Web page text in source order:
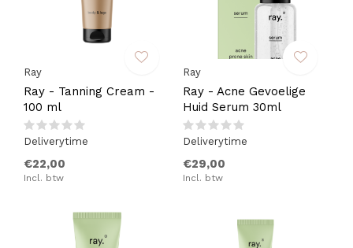
Ray
Ray - Tanning Cream -
100 ml
Deliverytime
€22,00
Incl. btw
Ray
Ray - Acne Gevoelige
Huid Serum 30ml
Deliverytime
€29,00
Incl. btw